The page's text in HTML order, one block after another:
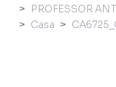
PROFESSOR
Casa